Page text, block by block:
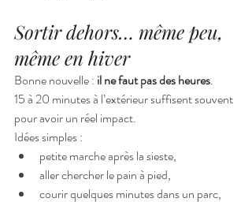
Sortir dehors… même peu,
même en hiver
Bonne nouvelle : il ne faut pas des heures.
15 à 20 minutes à l’extérieur suffisent souvent
pour avoir un réel impact.
Idées simples :
petite marche après la sieste,
aller chercher le pain à pied,
courir quelques minutes dans un parc,